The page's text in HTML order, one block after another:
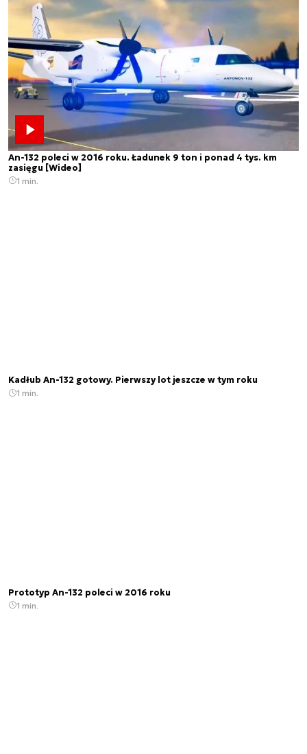
An-132 poleci w 2016 roku. Ładunek 9 ton i ponad 4 tys. km
zasięgu [Wideo]
1 min.
Kadłub An-132 gotowy. Pierwszy lot jeszcze w tym roku
1 min.
Prototyp An-132 poleci w 2016 roku
1 min.